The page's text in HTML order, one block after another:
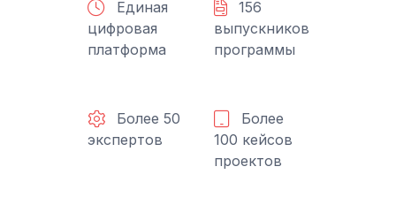
Единая
цифровая
платформа
156
выпускников
программы
Более 50
экспертов
Более
100 кейсов
проектов